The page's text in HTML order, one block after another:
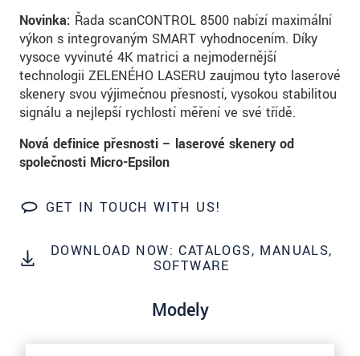
Novinka: Řada scanCONTROL 8500 nabízí maximální
výkon s integrovaným SMART vyhodnocením. Díky
vysoce vyvinuté 4K matrici a nejmodernější
technologii ZELENÉHO LASERU zaujmou tyto laserové
skenery svou výjimečnou přesností, vysokou stabilitou
signálu a nejlepší rychlostí měření ve své třídě.
Nová definice přesnosti – laserové skenery od
společnosti Micro-Epsilon
GET IN TOUCH WITH US!
DOWNLOAD NOW: CATALOGS, MANUALS,
SOFTWARE
Modely
ODOSLAŤ SPRÁVU